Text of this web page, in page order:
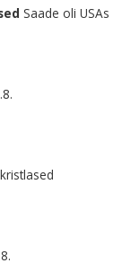
Saade oli USAs